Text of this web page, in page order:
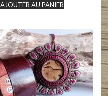
AJOUTER AU PANIER